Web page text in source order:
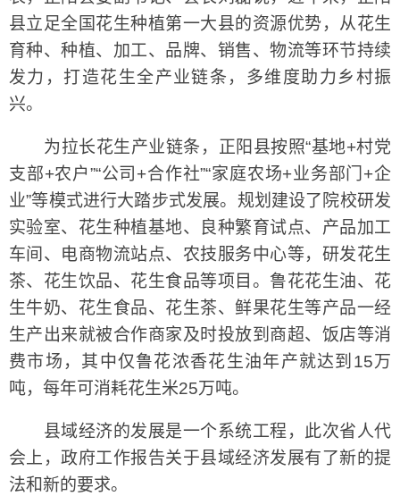
县立足全国花生种植第一大县的资源优势，从花生
育种、种植、加工、品牌、销售、物流等环节持续
发力，打造花生全产业链条，多维度助力乡村振
兴。
为拉长花生产业链条，正阳县按照“基地+村党
支部+农户”“公司+合作社”“家庭农场+业务部门+企
业”等模式进行大踏步式发展。规划建设了院校研发
实验室、花生种植基地、良种繁育试点、产品加工
车间、电商物流站点、农技服务中心等，研发花生
茶、花生饮品、花生食品等项目。鲁花花生油、花
生牛奶、花生食品、花生茶、鲜果花生等产品一经
生产出来就被合作商家及时投放到商超、饭店等消
费市场，其中仅鲁花浓香花生油年产就达到15万
吨，每年可消耗花生米25万吨。
县域经济的发展是一个系统工程，此次省人代
会上，政府工作报告关于县域经济发展有了新的提
法和新的要求。